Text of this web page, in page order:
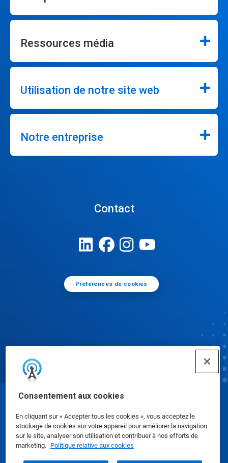
Consentement aux cookies
En cliquant sur « Accepter tous les cookies », vous acceptez le
stockage de cookies sur votre appareil pour améliorer la navigation
sur le site, analyser son utilisation et contribuer à nos efforts de
marketing. Politique relative aux cookies
Ressources média
Utilisation de notre site web
Notre entreprise
Contact
Préférences de cookies
Fiches de données de sécurité|Politique de
confidentialité|conditions d'utilisation